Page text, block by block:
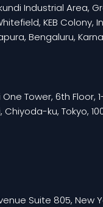
Industrial Area,
KEB Colony,
Bengaluru,
Tower, 6th Floor,
ku, Tokyo,
Suite 805, New